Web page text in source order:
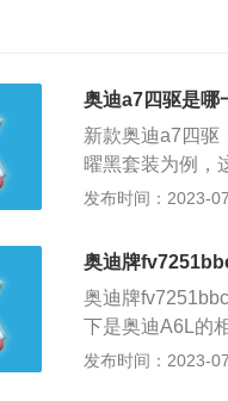
奥迪a7四驱是哪
新款奥迪a7四驱
曜黑套装为例，
为3026毫米。动
ine境远型流晶
米，轴距为
大扭矩500牛米
有驾官网）以
米，1911毫米，
发布时间：2023-
奥迪牌
奥迪牌
下是奥迪A6L的
480mm，轴距
发布时间：2023-